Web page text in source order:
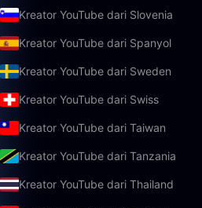
Kreator YouTube dari Slovenia
Kreator YouTube dari Spanyol
Kreator YouTube dari Sweden
Kreator YouTube dari Swiss
Kreator YouTube dari Taiwan
Kreator YouTube dari Tanzania
Kreator YouTube dari Thailand